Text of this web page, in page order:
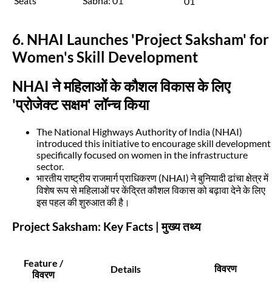
6. NHAI Launches 'Project Saksham' for
Women's Skill Development
NHAI ने महिलाओं के कौशल विकास के लिए
'प्रोजेक्ट सक्षम' लॉन्च किया
The National Highways Authority of India (NHAI)
introduced this initiative to encourage skill development
specifically focused on women in the infrastructure
sector.
भारतीय राष्ट्रीय राजमार्ग प्राधिकरण (NHAI) ने बुनियादी ढांचा क्षेत्र में
विशेष रूप से महिलाओं पर केंद्रित कौशल विकास को बढ़ावा देने के लिए
इस पहल की शुरुआत की है।
Project Saksham: Key Facts | मुख्य तथ्य
Feature /
विवरण
Details विवरण